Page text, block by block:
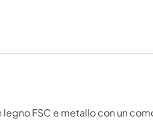
FSC e metallo con un